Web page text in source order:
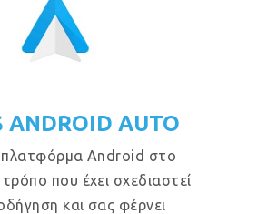
ANDROID AUTO
πλατφόρμα Android στο
που έχει σχεδιαστεί
και σας φέρνει